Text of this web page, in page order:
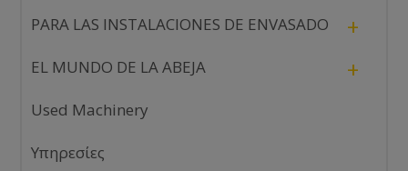
PARA LAS INSTALACIONES DE ENVASADO +
EL MUNDO DE LA ABEJA +
Used Machinery
Υπηρεσίες